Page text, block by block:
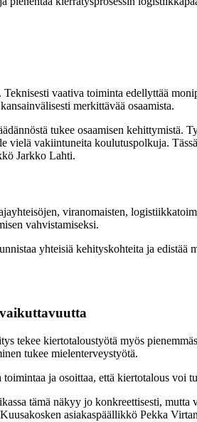
vaativa toiminta edellyttää
merkittävää osaamista.
tukee osaamisen
vakiintuneita koulutuspolkuja.
Jarkko Lahti.
viranomaisten,
vahvistamiseksi.
yhteisiä kehityskohteita ja edistää
vaikuttavuutta
tekee kiertotaloustyötä myös
tukee mielenterveystyötä.
ja osoittaa, että kiertotalous voi
tämä näkyy jo konkreettisesti,
asiakaspäällikkö Pekka